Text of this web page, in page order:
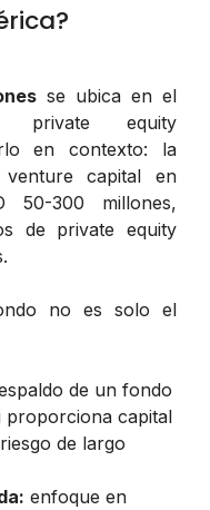
se ubica en el
private equity
en contexto: la
capital en
50-300 millones,
de private equity
no es solo el
de un fondo
proporciona capital
de largo
enfoque en